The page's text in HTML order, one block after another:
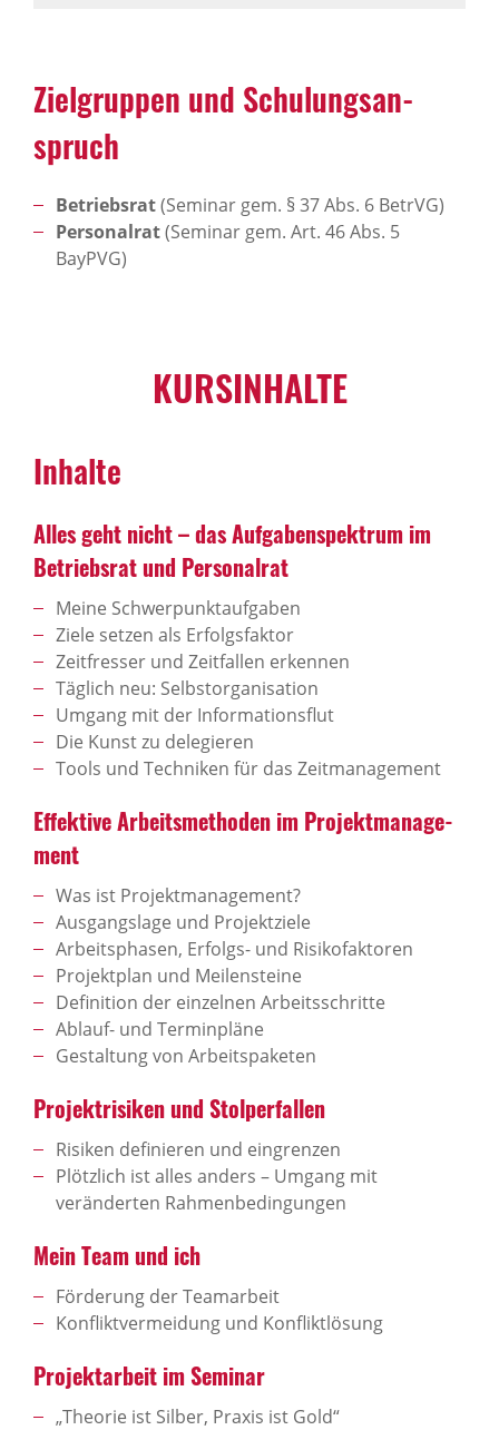
Ziel­gruppen und Schu­lungs­an­
spruch
Betriebsrat(Seminar gem. § 37 Abs. 6 BetrVG)
Personalrat(Seminar gem. Art. 46 Abs. 5
BayPVG)
KURS­IN­HALTE
Inhalte
Alles geht nicht – das Aufga­ben­spek­trum im
Betriebsrat und Perso­nalrat
Meine Schwerpunktaufgaben
Ziele setzen als Erfolgsfaktor
Zeitfresser und Zeitfallen erkennen
Täglich neu: Selbstorganisation
Umgang mit der Informationsflut
Die Kunst zu delegieren
Tools und Techniken für das Zeitmanagement
Effek­tive Arbeits­me­thoden im Projekt­ma­nage­
ment
Was ist Projektmanagement?
Ausgangslage und Projektziele
Arbeitsphasen, Erfolgs- und Risikofaktoren
Projektplan und Meilensteine
Definition der einzelnen Arbeitsschritte
Ablauf- und Terminpläne
Gestaltung von Arbeitspaketen
Projekt­ri­siken und Stol­per­fallen
Risiken definieren und eingrenzen
Plötzlich ist alles anders – Umgang mit
veränderten Rahmenbedingungen
Mein Team und ich
Förderung der Teamarbeit
Konfliktvermeidung und Konfliktlösung
Projekt­ar­beit im Seminar
„Theorie ist Silber, Praxis ist Gold“